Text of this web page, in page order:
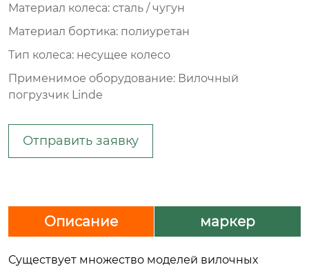
Материал колеса: сталь / чугун
Материал бортика: полиуретан
Тип колеса: несущее колесо
Применимое оборудование: Вилочный
погрузчик Linde
Отправить заявку
Описание маркер
Существует множество моделей вилочных